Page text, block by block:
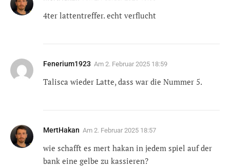
4ter lattentreffer. echt verflucht
Fenerium1923 Am 2. Februar 2025 18:59
Talisca wieder Latte, dass war die Nummer 5.
MertHakan Am 2. Februar 2025 18:57
wie schafft es mert hakan in jedem spiel auf der
bank eine gelbe zu kassieren?